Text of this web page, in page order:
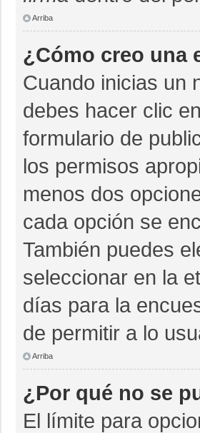
Arriba
¿Cómo creo una
Cuando inicias un
debes hacer clic
formulario de
los permisos
menos dos
cada opción se
También puedes
seleccionar en la
días para la
de permitir a lo
Arriba
¿Por qué no se
El límite para